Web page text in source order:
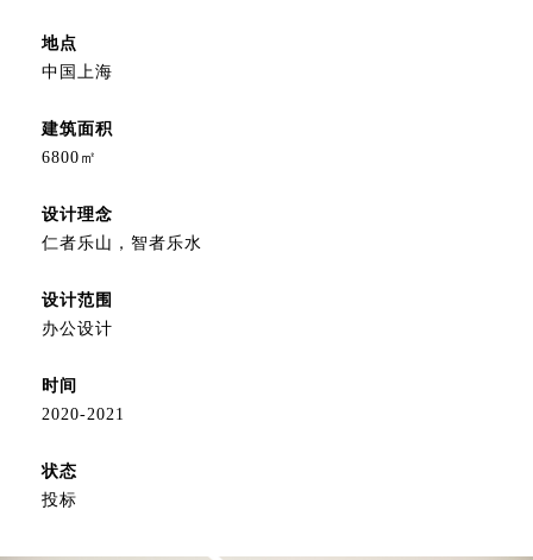
地点
中国上海
建筑面积
6800㎡
设计理念
仁者乐山，智者乐水
设计范围
办公设计
时间
2020-2021
状态
投标